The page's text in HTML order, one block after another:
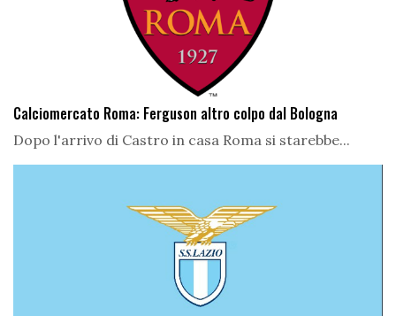
Calciomercato Roma: Ferguson altro colpo dal Bologna
Dopo l'arrivo di Castro in casa Roma si starebbe...